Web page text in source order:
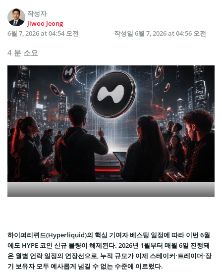
작성자
Jiwoo Jeong
6월 7, 2026 at 04:54 오전
작성일 6월 7, 2026 at 04:56 오전
4 분 소요
하이퍼리퀴드(Hyperliquid)의 핵심 기여자 베스팅 일정에 따라 이번 6월
에도 HYPE 코인 신규 물량이 해제된다. 2026년 1월부터 매월 6일 진행돼
온 월별 언락 일정의 연장선으로, 누적 규모가 이제 스테이커·트레이더·장
기 보유자 모두 예사롭게 넘길 수 없는 수준에 이르렀다.